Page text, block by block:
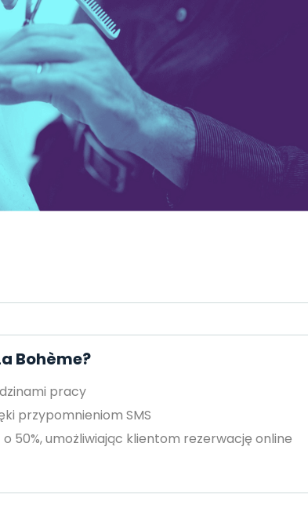
Bohème?
pracy
przypomnieniom SMS
50%, umożliwiając klientom rezerwację online